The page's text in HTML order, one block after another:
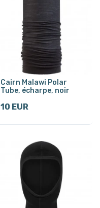
Cairn Malawi Polar
Tube, écharpe, noir
10 EUR